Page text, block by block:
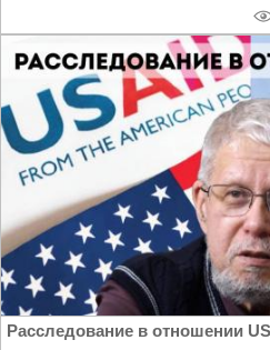
Расследование в отношении